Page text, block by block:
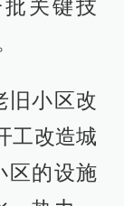
关键技
旧小区改
工改造城
区的设施